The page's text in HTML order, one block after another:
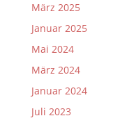
März 2025
Januar 2025
Mai 2024
März 2024
Januar 2024
Juli 2023